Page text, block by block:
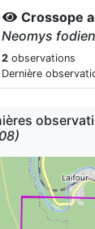
Crossope
Neomys
2 observations
Dernière
Crocidure
Crocidura
2observations
Dernière
Campagnol